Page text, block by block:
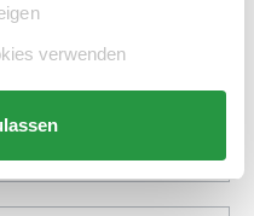
verwenden
den Warenkorb